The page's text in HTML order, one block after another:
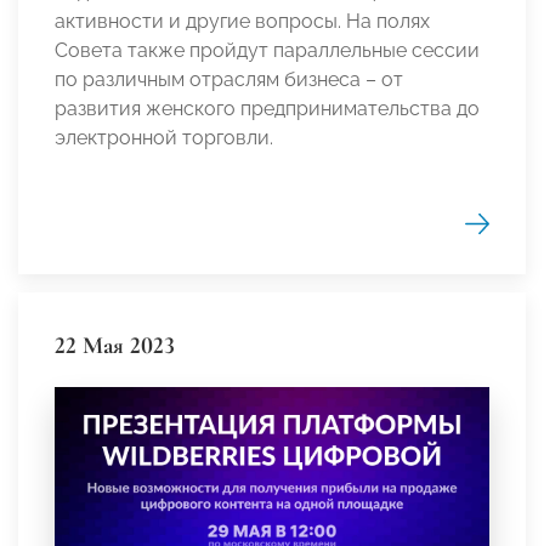
активности и другие вопросы. На полях
Совета также пройдут параллельные сессии
по различным отраслям бизнеса – от
развития женского предпринимательства до
электронной торговли.
22 Мая 2023